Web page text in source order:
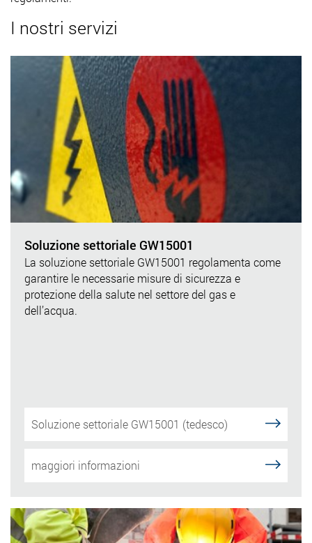
I nostri servizi
Soluzione settoriale GW15001
La soluzione settoriale GW15001 regolamenta come
garantire le necessarie misure di sicurezza e
protezione della salute nel settore del gas e
dell’acqua.
Soluzione settoriale GW15001 (tedesco)
maggiori informazioni